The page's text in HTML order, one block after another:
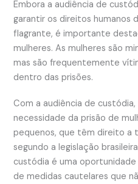
Embora a audiência de
garantir os direitos humanos
flagrante, é importante
mulheres. As mulheres são
mas são frequentemente
dentro das prisões.
Com a audiência de custódia,
necessidade da prisão de
pequenos, que têm direito a
segundo a legislação
custódia é uma
de medidas cautelares que